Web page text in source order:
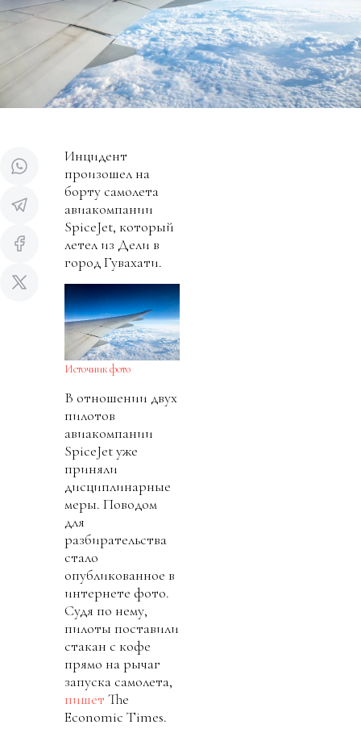
Инцидент
произошел на
борту самолета
авиакомпании
SpiceJet, который
летел из Дели в
город Гувахати.
Источник фото
В отношении двух
пилотов
авиакомпании
SpiceJet уже
приняли
дисциплинарные
меры. Поводом
для
разбирательства
стало
опубликованное в
интернете фото.
Судя по нему,
пилоты поставили
стакан с кофе
прямо на рычаг
запуска самолета,
пишет The
Economic Times.